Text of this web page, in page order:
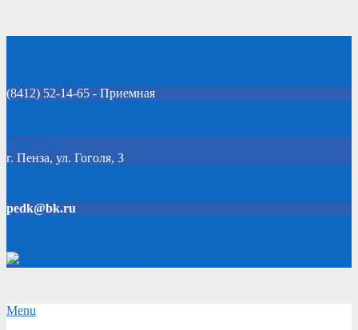
(8412) 52-14-65 - Приемная
Click Here
г. Пенза, ул. Гоголя, 3
pedk@bk.ru
Secondary
Menu